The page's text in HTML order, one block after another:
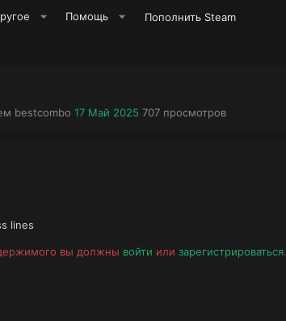
Помощь Пополнить Steam
А
ы
bestcombo Д
17 Май 2025 П
707просмотров
lines
вы должны войти или зарегистрироваться.